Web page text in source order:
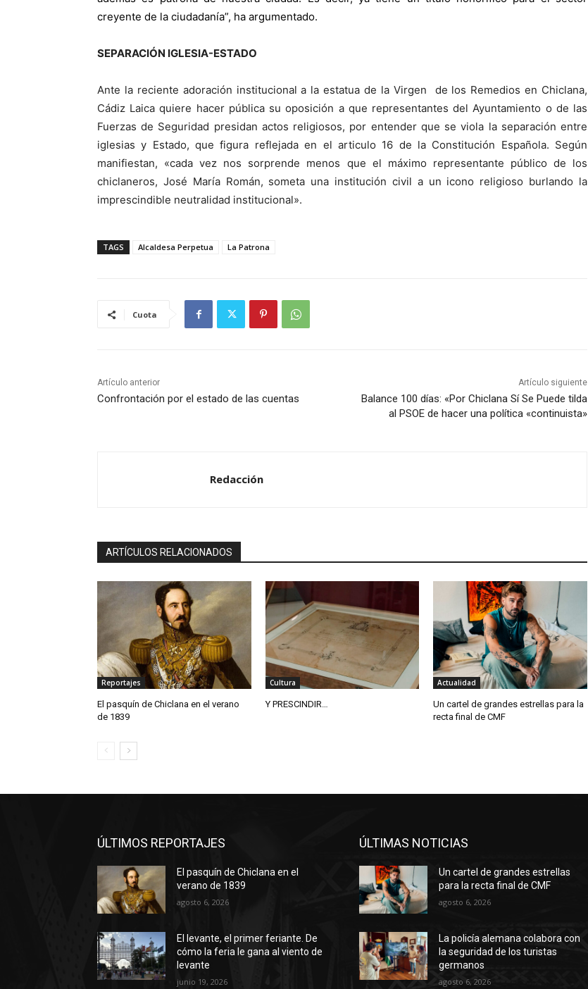
creyente de la ciudadanía”, ha argumentado.
SEPARACIÓN IGLESIA-ESTADO
Ante la reciente adoración institucional a la estatua de la Virgen de los Remedios en Chiclana,
Cádiz Laica quiere hacer pública su oposición a que representantes del Ayuntamiento o de las
Fuerzas de Seguridad presidan actos religiosos, por entender que se viola la separación entre
iglesias y Estado, que figura reflejada en el articulo 16 de la Constitución Española. Según
manifiestan, «cada vez nos sorprende menos que el máximo representante público de los
chiclaneros, José María Román, someta una institución civil a un icono religioso burlando la
imprescindible neutralidad institucional».
TAGS Alcaldesa Perpetua La Patrona
Cuota
Artículo anterior
Confrontación por el estado de las cuentas
Artículo siguiente
Balance 100 días: «Por Chiclana Sí Se Puede tilda
al PSOE de hacer una política «continuista»
Redacción
ARTÍCULOS RELACIONADOS
Reportajes
El pasquín de Chiclana en el verano
de 1839
Cultura
Y PRESCINDIR…
Actualidad
Un cartel de grandes estrellas para la
recta final de CMF
ÚLTIMOS REPORTAJES
El pasquín de Chiclana en el
verano de 1839
agosto 6, 2026
El levante, el primer feriante. De
cómo la feria le gana al viento de
levante
junio 19, 2026
ÚLTIMAS NOTICIAS
Un cartel de grandes estrellas
para la recta final de CMF
agosto 6, 2026
La policía alemana colabora con
la seguridad de los turistas
germanos
agosto 6, 2026